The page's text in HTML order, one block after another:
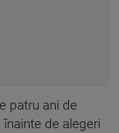
patru ani de
de alegeri